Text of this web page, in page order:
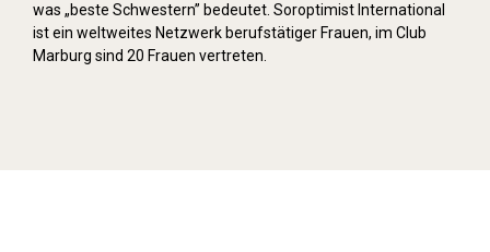
was „beste Schwestern” bedeutet. Soroptimist International
ist ein weltweites Netzwerk berufstätiger Frauen, im Club
Marburg sind 20 Frauen vertreten.